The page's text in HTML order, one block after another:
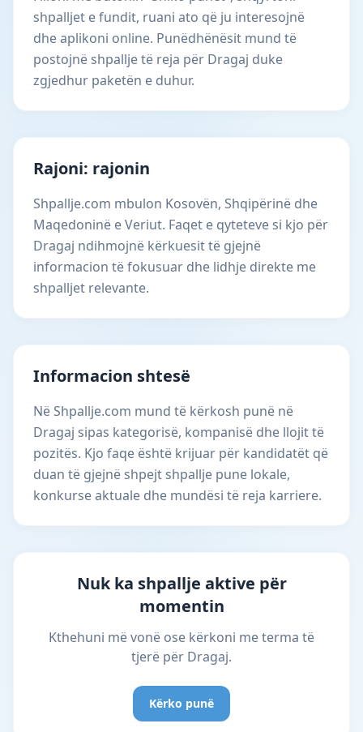
shpalljet e fundit, ruani ato që ju interesojnë
dhe aplikoni online. Punëdhënësit mund të
postojnë shpallje të reja për Dragaj duke
zgjedhur paketën e duhur.
Rajoni: rajonin
Shpallje.com mbulon Kosovën, Shqipërinë dhe
Maqedoninë e Veriut. Faqet e qyteteve si kjo për
Dragaj ndihmojnë kërkuesit të gjejnë
informacion të fokusuar dhe lidhje direkte me
shpalljet relevante.
Informacion shtesë
Në Shpallje.com mund të kërkosh punë në
Dragaj sipas kategorisë, kompanisë dhe llojit të
pozitës. Kjo faqe është krijuar për kandidatët që
duan të gjejnë shpejt shpallje pune lokale,
konkurse aktuale dhe mundësi të reja karriere.
Nuk ka shpallje aktive për
momentin
Kthehuni më vonë ose kërkoni me terma të
tjerë për Dragaj.
Kërko punë